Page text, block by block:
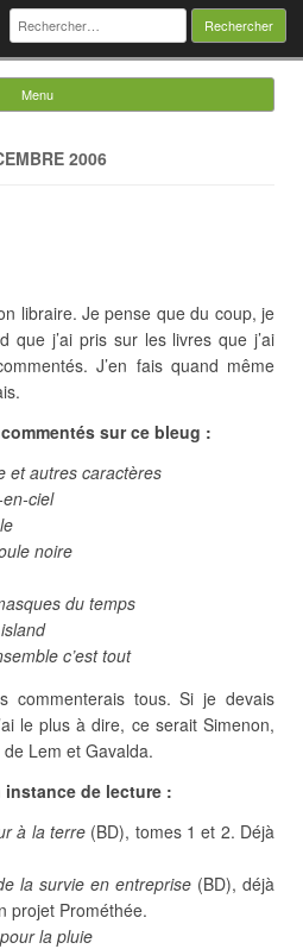
Rechercher :
Menu
2006
libraire. Je pense que du coup, je
que j’ai pris sur les livres que j’ai
J’en fais quand même
sur ce bleug :
et autres caractères
ciel
noire
du temps
c’est tout
commenterais tous. Si je devais
le plus à dire, ce serait Simenon,
Lem et Gavalda.
instance de lecture :
à la terre (BD), tomes 1 et 2. Déjà
la survie en entreprise (BD), déjà
projet Prométhée.
la pluie